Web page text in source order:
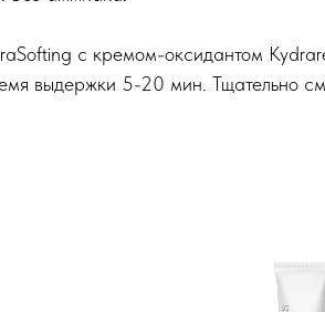
с кремом-оксидантом
выдержки 5-20 мин. Тщательно